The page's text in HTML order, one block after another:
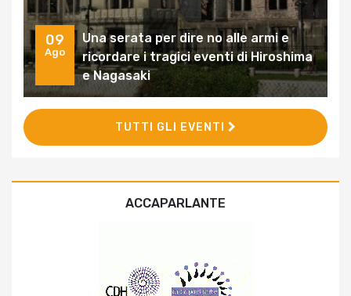
09
Ago
Una serata per dire no alle armi e
ricordare i tragici eventi di Hiroshima
e Nagasaki
TUTTI GLI EVENTI
ACCAPARLANTE